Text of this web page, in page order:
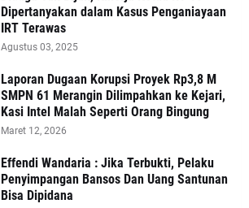
Dipertanyakan dalam Kasus Penganiayaan
IRT Terawas
Agustus 03, 2025
‎Laporan Dugaan Korupsi Proyek Rp3,8 M
SMPN 61 Merangin Dilimpahkan ke Kejari,
Kasi Intel Malah Seperti Orang Bingung
Maret 12, 2026
Effendi Wandaria : Jika Terbukti, Pelaku
Penyimpangan Bansos Dan Uang Santunan
Bisa Dipidana